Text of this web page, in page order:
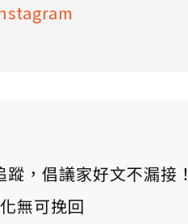
，倡議家好文不漏接！
無可挽回